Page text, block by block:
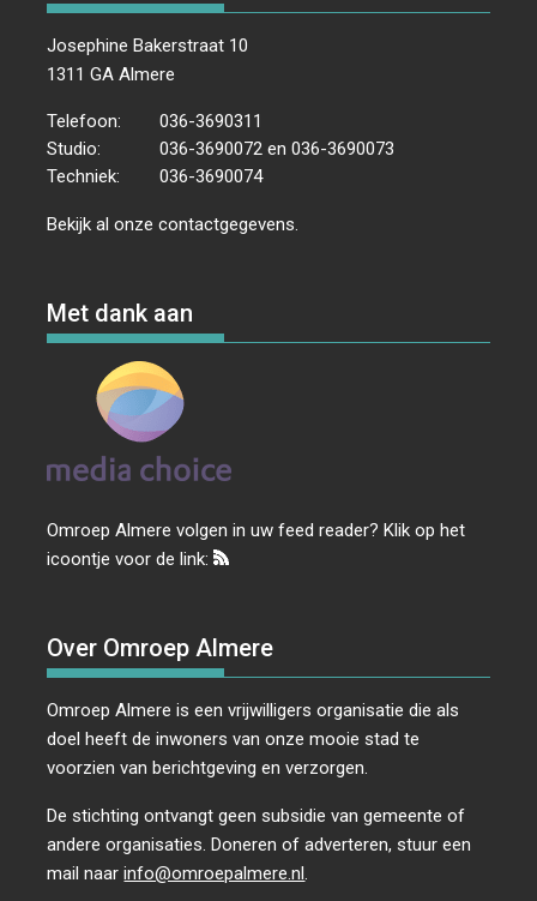
Josephine Bakerstraat 10
1311 GA Almere
Telefoon:
036-3690311
Studio:
036-3690072 en 036-3690073
Techniek:
036-3690074
Bekijk al onzecontactgegevens.
Met dank aan
Omroep Almere volgen in uw feed reader? Klik op het
icoontje voor de link:
Over Omroep Almere
Omroep Almere is een vrijwilligers organisatie die als
doel heeft de inwoners van onze mooie stad te
voorzien van berichtgeving en verzorgen.
De stichting ontvangt geen subsidie van gemeente of
andere organisaties. Doneren of adverteren, stuur een
mail naarinfo@omroepalmere.nl